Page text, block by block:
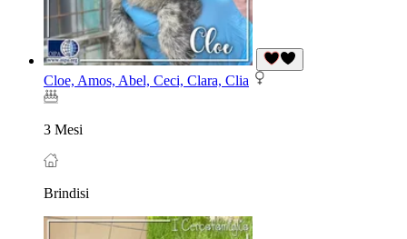
Cloe, Amos, Abel, Ceci, Clara, Clia
3 Mesi
Brindisi